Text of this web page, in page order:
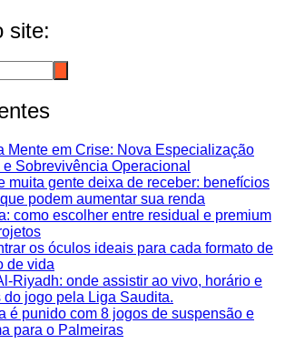
site:
Mente em Crise: Nova Especialização
Sobrevivência Operacional
muita gente deixa de receber: benefícios
podem aumentar sua renda
como escolher entre residual e premium
os óculos ideais para cada formato de
de vida
Riyadh: onde assistir ao vivo, horário e
do jogo pela Liga Saudita.
é punido com 8 jogos de suspensão e
para o Palmeiras